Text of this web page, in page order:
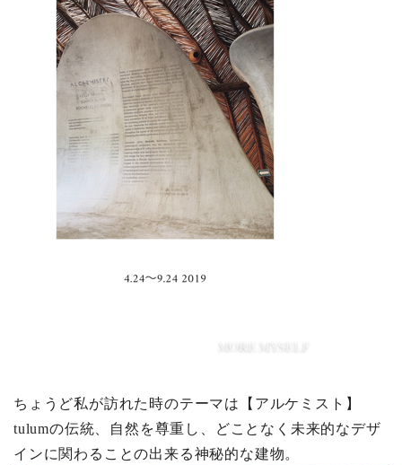
ちょうど私が訪れた時のテーマは【アルケミスト】
tulumの伝統、自然を尊重し、どことなく未来的なデザ
インに関わることの出来る神秘的な建物。